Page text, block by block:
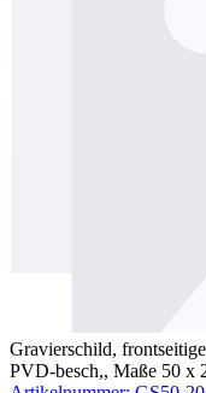
Gravierschild,
PVD-besch,, Maße 50 x